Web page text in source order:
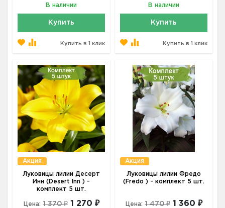
В наличии
Купить
Купить в 1 клик
В наличии
Купить
Купить в 1 клик
Акция
Луковицы лилии Десерт
Инн (Desert Inn ) -
комплект 5 шт.
Цена: 1 370 ₽ 1 270 ₽
Акция
Луковицы лилии Фредо
(Fredo ) - комплект 5 шт.
Цена: 1 470 ₽ 1 360 ₽